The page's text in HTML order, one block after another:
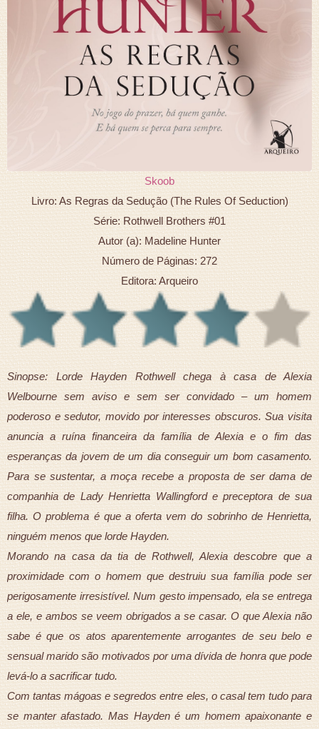
Skoob
Livro: As Regras da Sedução (The Rules Of Seduction)
Série: Rothwell Brothers #01
Autor (a): Madeline Hunter
Número de Páginas: 272
Editora: Arqueiro
Sinopse: Lorde Hayden Rothwell chega à casa de Alexia
Welbourne sem aviso e sem ser convidado – um homem
poderoso e sedutor, movido por interesses obscuros. Sua visita
anuncia a ruína financeira da família de Alexia e o fim das
esperanças da jovem de um dia conseguir um bom casamento.
Para se sustentar, a moça recebe a proposta de ser dama de
companhia de Lady Henrietta Wallingford e preceptora de sua
filha. O problema é que a oferta vem do sobrinho de Henrietta,
ninguém menos que lorde Hayden.
Morando na casa da tia de Rothwell, Alexia descobre que a
proximidade com o homem que destruiu sua família pode ser
perigosamente irresistível. Num gesto impensado, ela se entrega
a ele, e ambos se veem obrigados a se casar. O que Alexia não
sabe é que os atos aparentemente arrogantes de seu belo e
sensual marido são motivados por uma dívida de honra que pode
levá-lo a sacrificar tudo.
Com tantas mágoas e segredos entre eles, o casal tem tudo para
se manter afastado. Mas Hayden é um homem apaixonante e